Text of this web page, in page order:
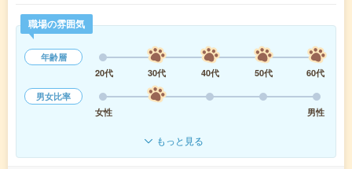
職場の雰囲気
年齢層
20代
30代 40代 50代
60代
男女比率
女性
男性
もっと見る